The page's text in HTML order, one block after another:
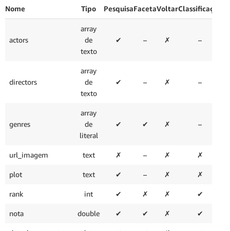
Nome Tipo PesquisaFacetaVoltarClassificação
actors
array
de
texto
✔ – ✗ –
directors
array
de
texto
✔ – ✗ –
genres
array
de
literal
✔ ✔ ✗ –
url_imagem text ✗ – ✗ ✗
plot text ✔ – ✗ ✗
rank int ✔ ✗ ✗ ✔
nota double ✔ ✔ ✗ ✔